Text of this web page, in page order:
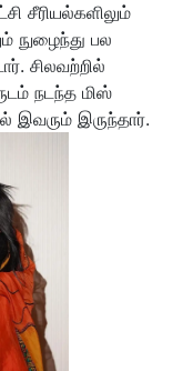
சீரியல்களிலும்
நுழைந்து பல
சிலவற்றில்
நடந்த மிஸ்
இவரும் இருந்தார்.